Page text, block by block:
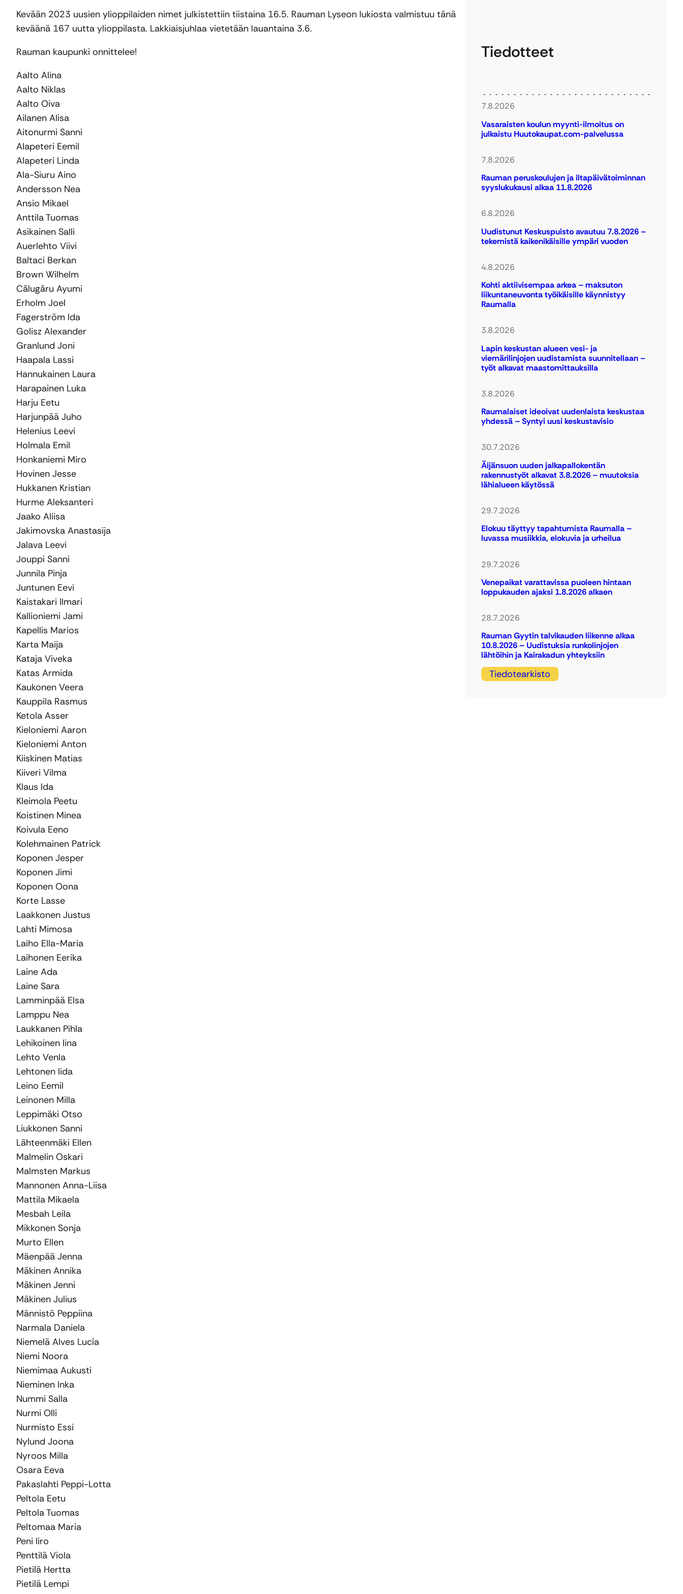
Kevään 2023 uusien ylioppilaiden nimet julkistettiin tiistaina 16.5. Rauman Lyseon lukiosta valmistuu tänä
keväänä 167 uutta ylioppilasta. Lakkiaisjuhlaa vietetään lauantaina 3.6.
Rauman kaupunki onnittelee!
Aalto Alina
Aalto Niklas
Aalto Oiva
Ailanen Alisa
Aitonurmi Sanni
Alapeteri Eemil
Alapeteri Linda
Ala-Siuru Aino
Andersson Nea
Ansio Mikael
Anttila Tuomas
Asikainen Salli
Auerlehto Viivi
Baltaci Berkan
Brown Wilhelm
Călugăru Ayumi
Erholm Joel
Fagerström Ida
Golisz Alexander
Granlund Joni
Haapala Lassi
Hannukainen Laura
Harapainen Luka
Harju Eetu
Harjunpää Juho
Helenius Leevi
Holmala Emil
Honkaniemi Miro
Hovinen Jesse
Hukkanen Kristian
Hurme Aleksanteri
Jaako Aliisa
Jakimovska Anastasija
Jalava Leevi
Jouppi Sanni
Junnila Pinja
Juntunen Eevi
Kaistakari Ilmari
Kallioniemi Jami
Kapellis Marios
Karta Maija
Kataja Viveka
Katas Armida
Kaukonen Veera
Kauppila Rasmus
Ketola Asser
Kieloniemi Aaron
Kieloniemi Anton
Kiiskinen Matias
Kiiveri Vilma
Klaus Ida
Kleimola Peetu
Koistinen Minea
Koivula Eeno
Kolehmainen Patrick
Koponen Jesper
Koponen Jimi
Koponen Oona
Korte Lasse
Laakkonen Justus
Lahti Mimosa
Laiho Ella-Maria
Laihonen Eerika
Laine Ada
Laine Sara
Lamminpää Elsa
Lamppu Nea
Laukkanen Pihla
Lehikoinen Iina
Lehto Venla
Lehtonen Iida
Leino Eemil
Leinonen Milla
Leppimäki Otso
Liukkonen Sanni
Lähteenmäki Ellen
Malmelin Oskari
Malmsten Markus
Mannonen Anna-Liisa
Mattila Mikaela
Mesbah Leila
Mikkonen Sonja
Murto Ellen
Mäenpää Jenna
Mäkinen Annika
Mäkinen Jenni
Mäkinen Julius
Männistö Peppiina
Narmala Daniela
Niemelä Alves Lucía
Niemi Noora
Niemimaa Aukusti
Nieminen Inka
Nummi Salla
Nurmi Olli
Nurmisto Essi
Nylund Joona
Nyroos Milla
Osara Eeva
Pakaslahti Peppi-Lotta
Peltola Eetu
Peltola Tuomas
Peltomaa Maria
Peni Iiro
Penttilä Viola
Pietilä Hertta
Pietilä Lempi
Tiedotteet
7.8.2026
Vasaraisten koulun myynti-ilmoitus on
julkaistu Huutokaupat.com-palvelussa
7.8.2026
Rauman peruskoulujen ja iltapäivätoiminnan
syyslukukausi alkaa 11.8.2026
6.8.2026
Uudistunut Keskuspuisto avautuu 7.8.2026 –
tekemistä kaikenikäisille ympäri vuoden
4.8.2026
Kohti aktiivisempaa arkea – maksuton
liikuntaneuvonta työikäisille käynnistyy
Raumalla
3.8.2026
Lapin keskustan alueen vesi- ja
viemärilinjojen uudistamista suunnitellaan –
työt alkavat maastomittauksilla
3.8.2026
Raumalaiset ideoivat uudenlaista keskustaa
yhdessä – Syntyi uusi keskustavisio
30.7.2026
Äijänsuon uuden jalkapallokentän
rakennustyöt alkavat 3.8.2026 – muutoksia
lähialueen käytössä
29.7.2026
Elokuu täyttyy tapahtumista Raumalla –
luvassa musiikkia, elokuvia ja urheilua
29.7.2026
Venepaikat varattavissa puoleen hintaan
loppukauden ajaksi 1.8.2026 alkaen
28.7.2026
Rauman Gyytin talvikauden liikenne alkaa
10.8.2026 – Uudistuksia runkolinjojen
lähtöihin ja Kairakadun yhteyksiin
Tiedotearkisto